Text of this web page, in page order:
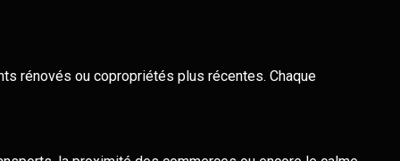
rénovés ou copropriétés plus récentes. Chaque